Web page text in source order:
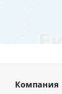
Компания